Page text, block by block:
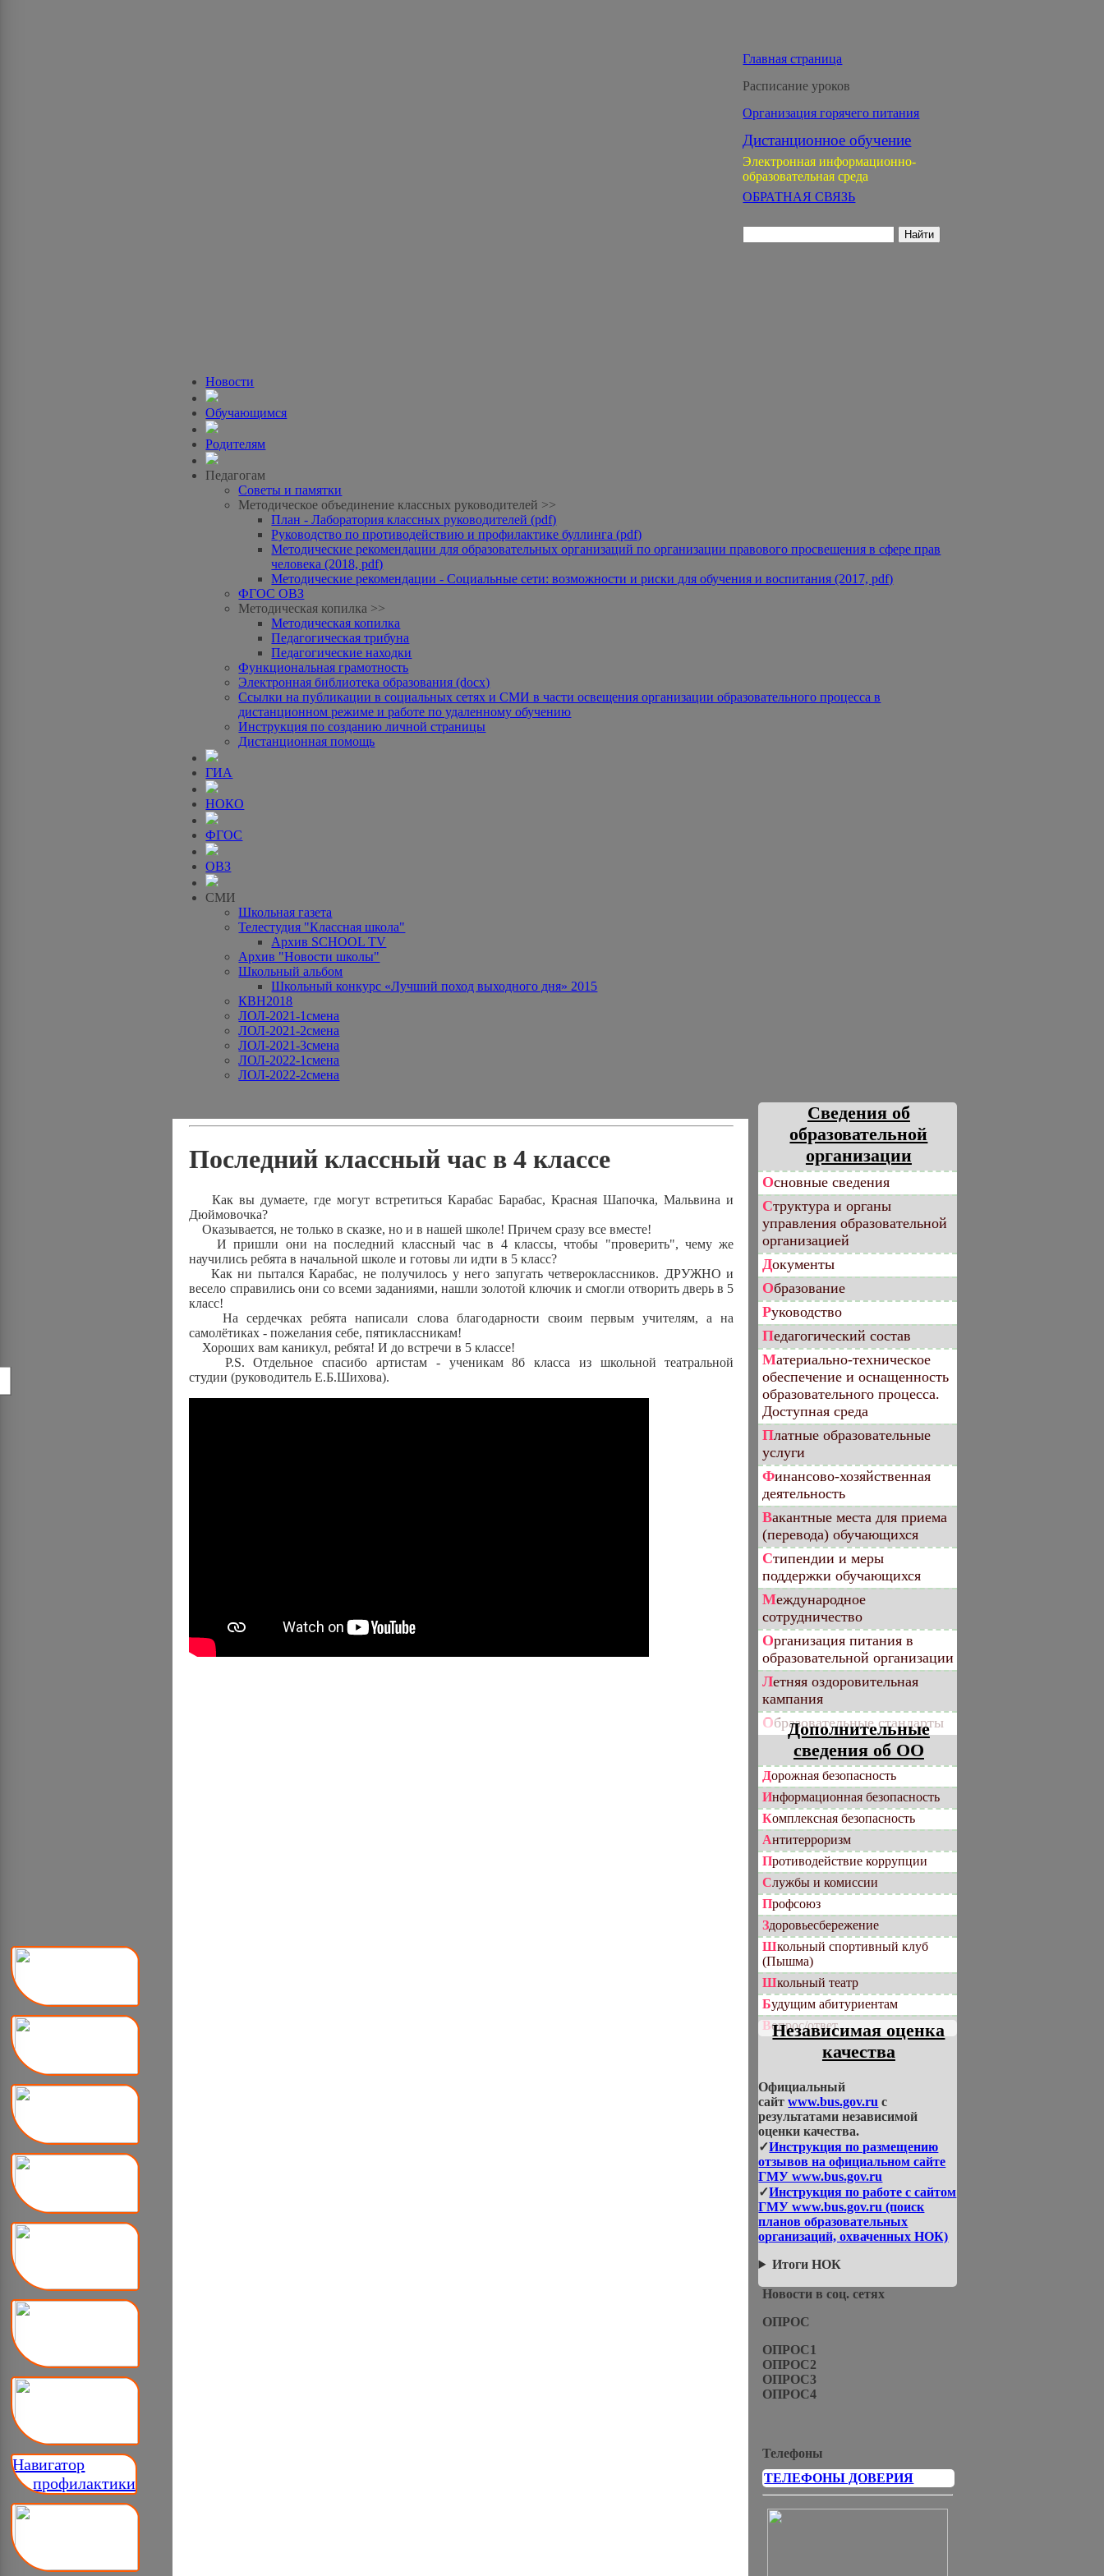
Навигатор
__ профилактики
Главная страница
Расписание уроков
Организация горячего питания
Дистанционное обучение
Электронная информационно-
образовательная среда
ОБРАТНАЯ СВЯЗЬ
Новости
Обучающимся
Родителям
Педагогам
Советы и памятки
Методическое объединение классных руководителей >>
План - Лаборатория классных руководителей (pdf)
Руководство по противодействию и профилактике буллинга (pdf)
Методические рекомендации для образовательных организаций по организации правового просвещения в сфере прав
человека (2018, pdf)
Методические рекомендации - Социальные сети: возможности и риски для обучения и воспитания (2017, pdf)
ФГОС ОВЗ
Методическая копилка >>
Методическая копилка
Педагогическая трибуна
Педагогические находки
Функциональная грамотность
Электронная библиотека образования (docx)
Ссылки на публикации в социальных сетях и СМИ в части освещения организации образовательного процесса в
дистанционном режиме и работе по удаленному обучению
Инструкция по созданию личной страницы
Дистанционная помощь
ГИА
НОКО
ФГОС
ОВЗ
СМИ
Школьная газета
Телестудия "Классная школа"
Архив SCHOOL TV
Архив "Новости школы"
Школьный альбом
Школьный конкурс «Лучший поход выходного дня» 2015
КВН2018
ЛОЛ-2021-1смена
ЛОЛ-2021-2смена
ЛОЛ-2021-3смена
ЛОЛ-2022-1смена
ЛОЛ-2022-2смена
Последний классный час в 4 классе
Как вы думаете, где могут встретиться Карабас Барабас, Красная Шапочка, Мальвина и
Дюймовочка?
Оказывается, не только в сказке, но и в нашей школе! Причем сразу все вместе!
И пришли они на последний классный час в 4 классы, чтобы "проверить", чему же
научились ребята в начальной школе и готовы ли идти в 5 класс?
Как ни пытался Карабас, не получилось у него запугать четвероклассников. ДРУЖНО и
весело справились они со всеми заданиями, нашли золотой ключик и смогли отворить дверь в 5
класс!
На сердечках ребята написали слова благодарности своим первым учителям, а на
самолётиках - пожелания себе, пятиклассникам!
Хороших вам каникул, ребята! И до встречи в 5 классе!
P.S. Отдельное спасибо артистам - ученикам 8б класса из школьной театральной
студии (руководитель Е.Б.Шихова).
Сведения об
образовательной
организации
Основные сведения
Структура и органы
управления образовательной
организацией
Документы
Образование
Руководство
Педагогический состав
Материально-техническое
обеспечение и оснащенность
образовательного процесса.
Доступная среда
Платные образовательные
услуги
Финансово-хозяйственная
деятельность
Вакантные места для приема
(перевода) обучающихся
Стипендии и меры
поддержки обучающихся
Международное
сотрудничество
Организация питания в
образовательной организации
Летняя оздоровительная
кампания
Образовательные стандарты
Дополнительные
сведения об ОО
Дорожная безопасность
Информационная безопасность
Комплексная безопасность
Антитерроризм
Противодействие коррупции
Службы и комиссии
Профсоюз
Здоровьесбережение
Школьный спортивный клуб
(Пышма)
Школьный театр
Будущим абитуриентам
Вопрос/ответ
Независимая оценка
качества
Официальный
сайтwww.bus.gov.ru с
результатами независимой
оценки качества.
✓Инструкция по размещению
отзывов на официальном сайте
ГМУ www.bus.gov.ru
✓Инструкция по работе с сайтом
ГМУ www.bus.gov.ru (поиск
планов образовательных
организаций, охваченных НОК)
Итоги НОК
Новости в соц. сетях
ОПРОС
ОПРОС1
ОПРОС2
ОПРОС3
ОПРОС4
Телефоны
ТЕЛЕФОНЫ ДОВЕРИЯ